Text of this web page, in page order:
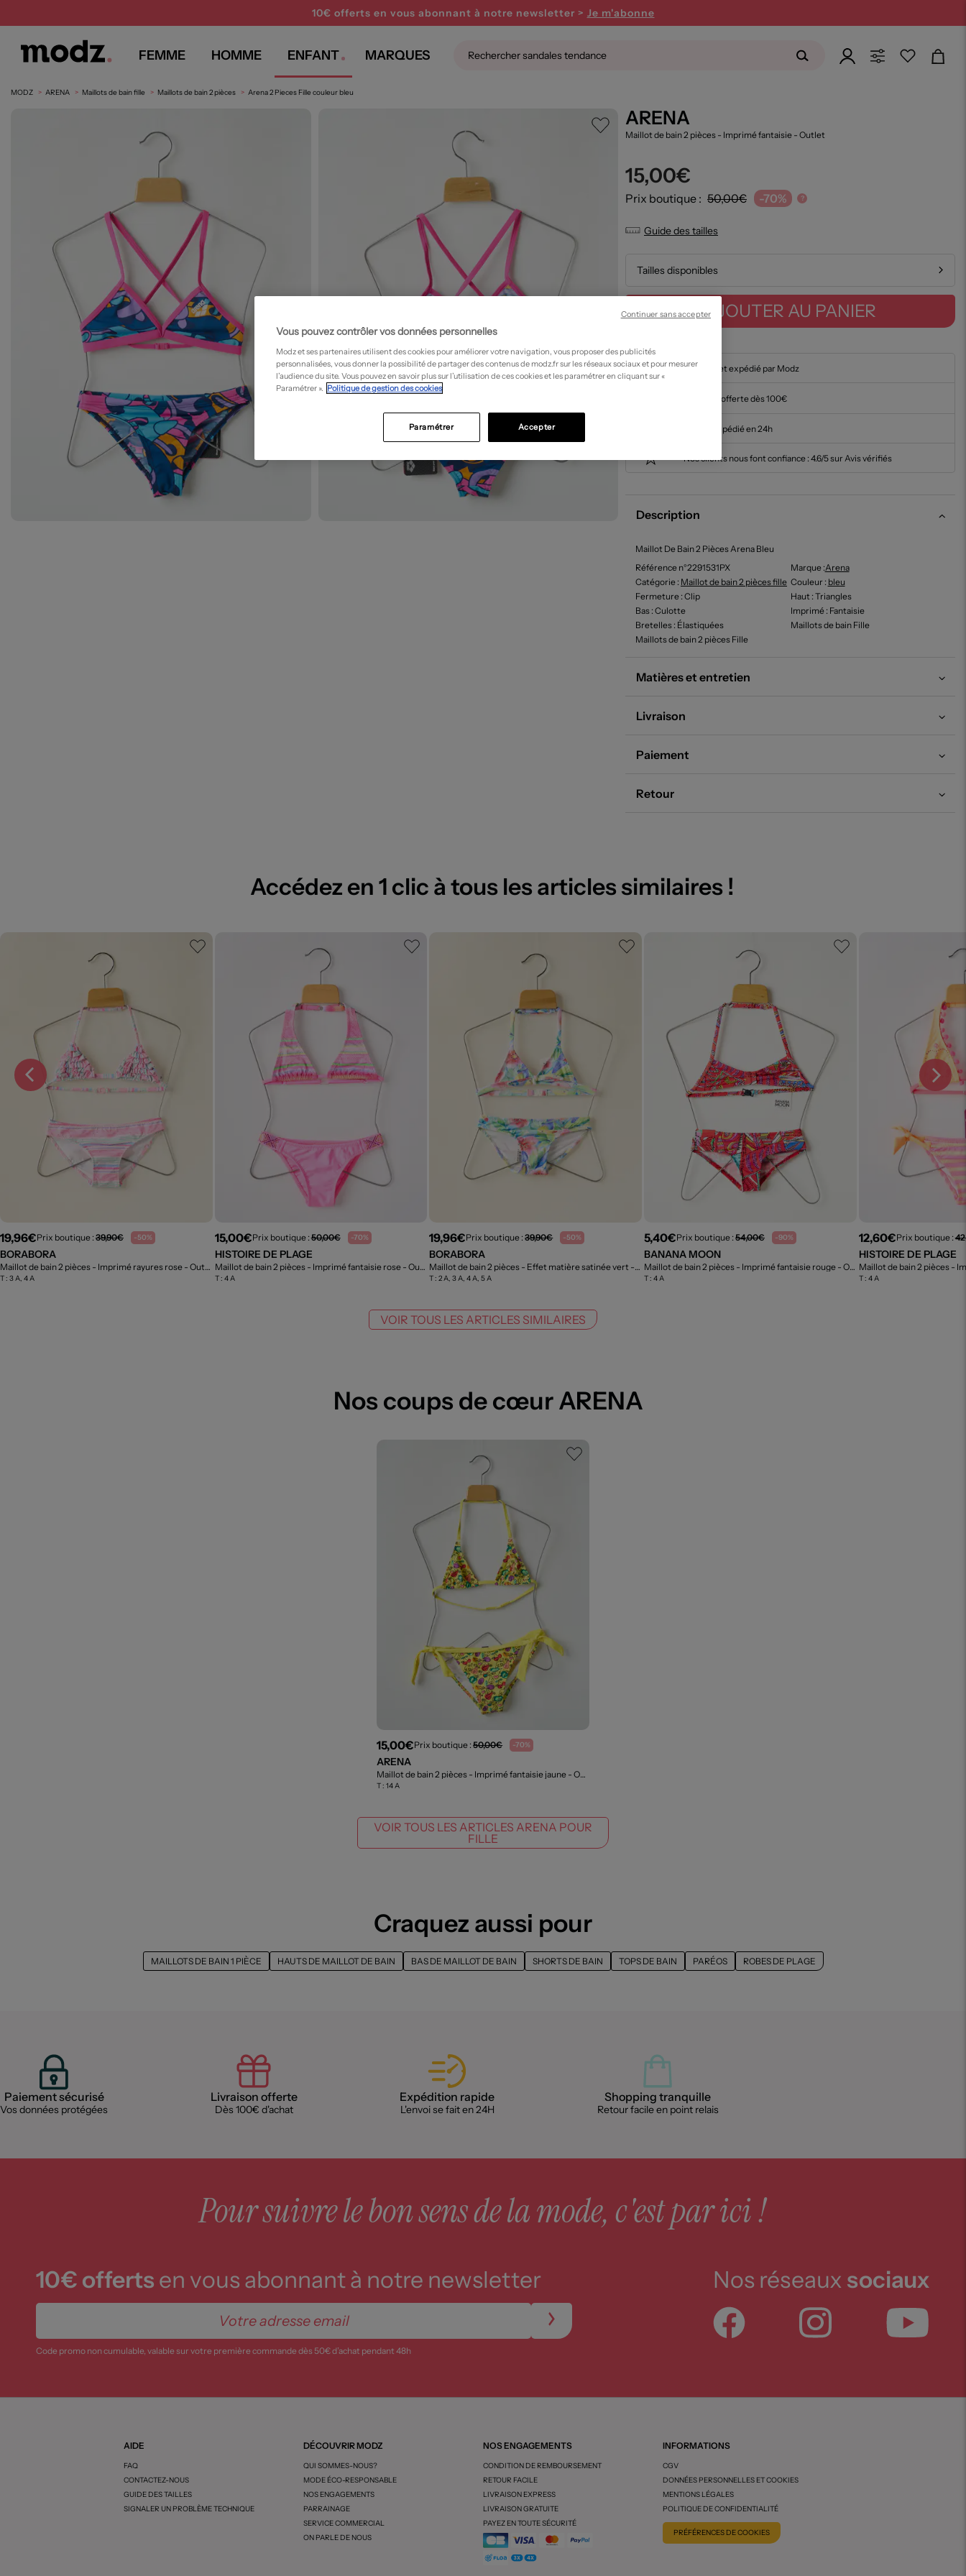
10€ offerts en vous abonnant à notre newsletter > Je m'abonne
FEMME HOMME ENFANT MARQUES
MODZ ARENA Maillots de bain fille Maillots de bain 2 pièces Arena 2 Pieces Fille couleur bleu
ARENA
Maillot de bain 2 pièces - Imprimé fantaisie - Outlet
15,00€
Prix boutique : 50,00€ -70% ?
Guide des tailles
Tailles disponibles
AJOUTER AU PANIER
En stock et expédié par Modz
Livraison offerte dès 100€
Article expédié en 24h
Nos clients nous font confiance : 4.6/5 sur Avis vérifiés
Description
Maillot De Bain 2 Pièces Arena Bleu
Référence n°2291531PX
Marque :Arena
Catégorie : Maillot de bain 2 pièces fille Couleur : bleu
Fermeture : Clip Haut: Triangles
Bas : Culotte Imprimé: Fantaisie
Bretelles : Élastiquées
Maillots de bain Fille
Maillots de bain 2 pièces Fille
Matières et entretien
Livraison
Paiement
Retour
Accédez en 1 clic à tous les articles similaires !
19,96€Prix boutique : 39,90€ -50%
BORABORA
Maillot de bain 2 pièces - Imprimé rayures rose - Outlet
T : 3 A, 4 A
15,00€Prix boutique :50,00€ -70%
HISTOIRE DE PLAGE
Maillot de bain 2 pièces - Imprimé fantaisie rose - Outlet
T : 4 A
19,96€Prix boutique :39,90€ -50%
BORABORA
Maillot de bain 2 pièces - Effet matière satinée vert - Outlet
T :2 A, 3 A, 4 A, 5 A
5,40€Prix boutique :54,00€ -90%
BANANA MOON
Maillot de bain 2 pièces - Imprimé fantaisie rouge - Outlet
T :4 A
12,60€Prix boutique :
HISTOIRE DE PLAGE
Maillot de bain 2 pièces -
T : 4 A
VOIR TOUS LES ARTICLES SIMILAIRES
Nos coups de cœur ARENA
15,00€Prix boutique :50,00€ -70%
ARENA
Maillot de bain 2 pièces - Imprimé fantaisie jaune - Outlet
T :14 A
VOIR TOUS LES ARTICLES ARENA POUR
FILLE
Craquez aussi pour
MAILLOTS DE BAIN 1 PIÈCE HAUTS DE MAILLOT DE BAIN BAS DE MAILLOT DE BAIN SHORTS DE BAIN TOPS DE BAIN PARÉOS ROBES DE PLAGE
Paiement sécurisé
Vos données protégées
Livraison offerte
Dès 100€ d'achat
Expédition rapide
L'envoi se fait en 24H
Shopping tranquille
Retour facile en point relais
Pour suivre le bon sens de la mode, c'est par ici !
10€ offerts en vous abonnant à notre newsletter
Code promo non cumulable, valable sur votre première commande dès 50€ d’achat pendant 48h
Nos réseaux sociaux
AIDE
FAQ
CONTACTEZ-NOUS
GUIDE DES TAILLES
SIGNALER UN PROBLÈME TECHNIQUE
DÉCOUVRIR MODZ
QUI SOMMES-NOUS?
MODE ÉCO-RESPONSABLE
NOS ENGAGEMENTS
PARRAINAGE
SERVICE COMMERCIAL
ON PARLE DE NOUS
NOS ENGAGEMENTS
CONDITION DE REMBOURSEMENT
RETOUR FACILE
LIVRAISON EXPRESS
LIVRAISON GRATUITE
PAYEZ EN TOUTE SÉCURITÉ
INFORMATIONS
CGV
DONNÉES PERSONNELLES ET COOKIES
MENTIONS LÉGALES
POLITIQUE DE CONFIDENTIALITÉ
PRÉFÉRENCES DE COOKIES
Vous pouvez contrôler vos données personnelles
Modz et ses partenaires utilisent des cookies pour améliorer votre navigation, vous proposer des publicités
personnalisées, vous donner la possibilité de partager des contenus de modz.fr sur les réseaux sociaux et pour mesurer
l’audience du site. Vous pouvez en savoir plus sur l’utilisation de ces cookies et les paramétrer en cliquant sur «
Paramétrer ». Politique de gestion des cookies
Accepter
Paramétrer
Continuer sans accepter